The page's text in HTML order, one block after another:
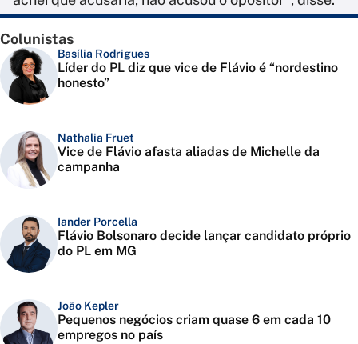
Colunistas
Basília Rodrigues
Líder do PL diz que vice de Flávio é “nordestino
honesto”
Nathalia Fruet
Vice de Flávio afasta aliadas de Michelle da
campanha
Iander Porcella
Flávio Bolsonaro decide lançar candidato próprio
do PL em MG
João Kepler
Pequenos negócios criam quase 6 em cada 10
empregos no país